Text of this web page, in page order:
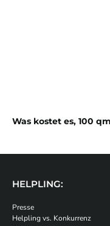
Was kostet es, 100
HELPLING:
Presse
Helpling vs. Konkurrenz